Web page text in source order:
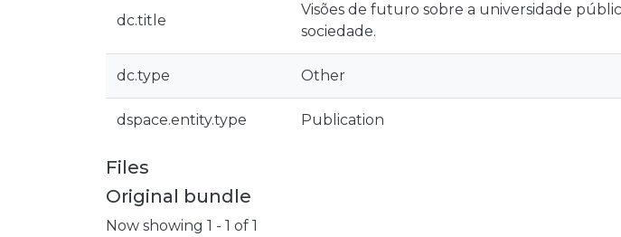
dc.title
Visões de futuro sobre a universidade
sociedade.
dc.type Other
dspace.entity.type Publication
Files
Original bundle
Now showing 1 - 1 of 1